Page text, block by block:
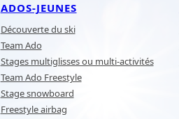
ADOS-JEUNES
Découverte du ski
Team Ado
Stages multiglisses ou multi-activités
Team Ado Freestyle
Stage snowboard
Freestyle airbag